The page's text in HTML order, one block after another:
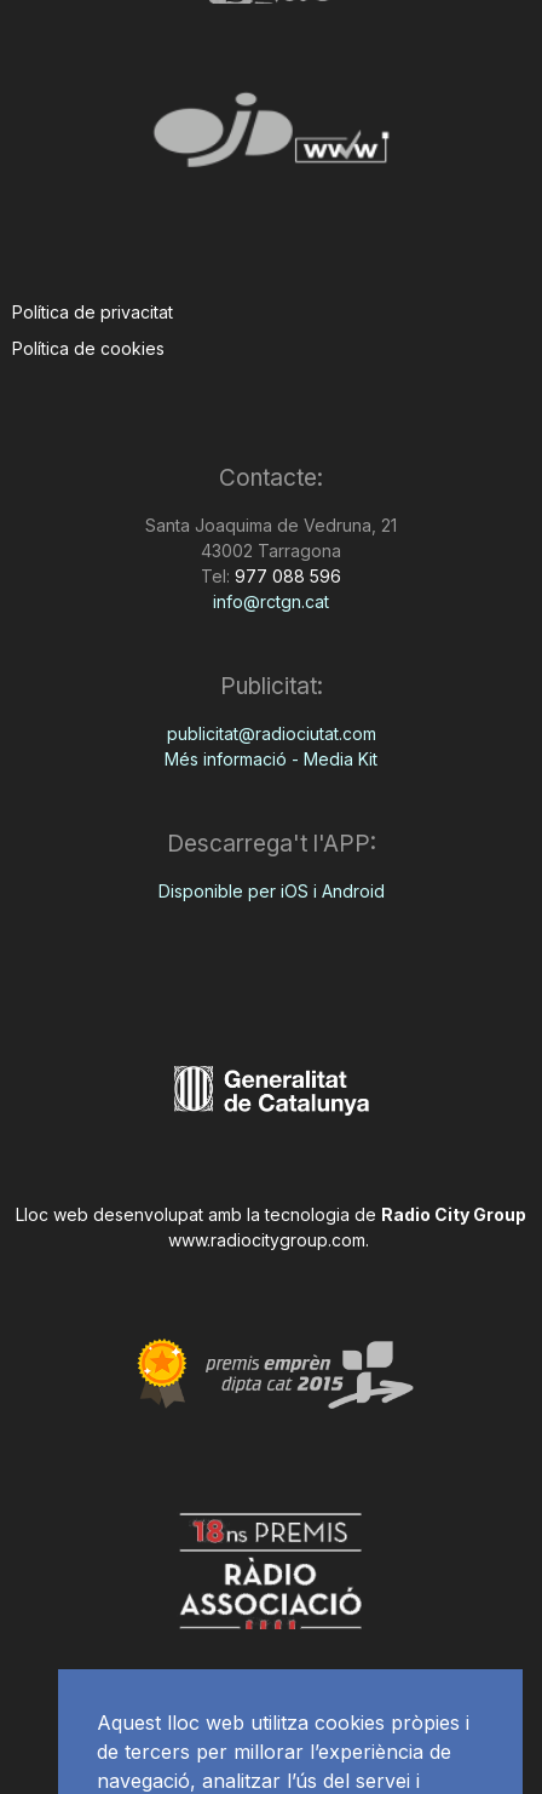
Política de privacitat
Política de cookies
Contacte:
Santa Joaquima de Vedruna, 21
43002 Tarragona
Tel: 977 088 596
info@rctgn.cat
Publicitat:
publicitat@radiociutat.com
Més informació - Media Kit
Descarrega't l'APP:
Disponible per iOS i Android
Lloc web desenvolupat amb la tecnologia de Radio City Group
www.radiocitygroup.com.
Aquest lloc web utilitza cookies pròpies i
de tercers per millorar l’experiència de
navegació, analitzar l’ús del servei i